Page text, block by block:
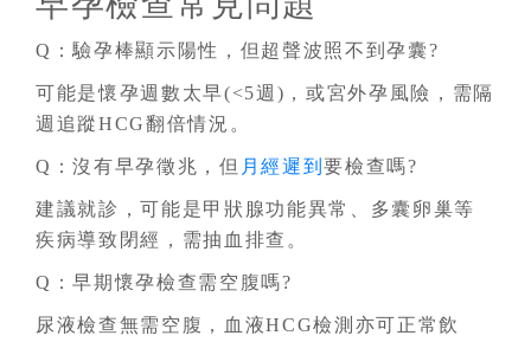
Q：驗孕棒顯示陽性，但超聲波照不到孕囊?
可能是懷孕週數太早(<5週)，或宮外孕風險，需隔
週追蹤HCG翻倍情況。
Q：沒有早孕徵兆，但 月經遲到要檢查嗎?
建議就診，可能是甲狀腺功能異常、多囊卵巢等
疾病導致閉經，需抽血排查。
Q：早期懷孕檢查需空腹嗎?
尿液檢查無需空腹，血液HCG檢測亦可正常飲